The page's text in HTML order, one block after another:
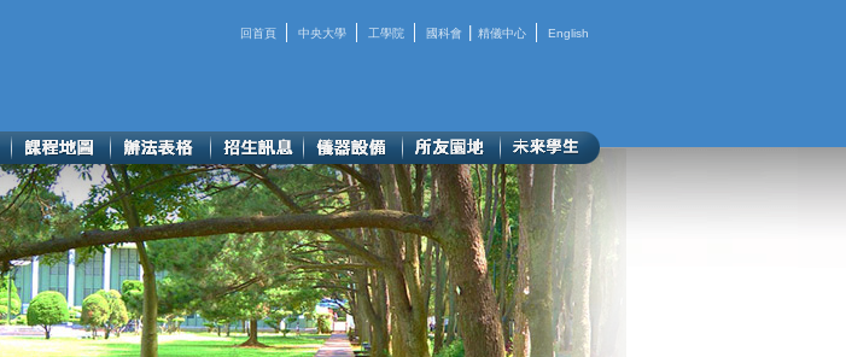
回首頁 中央大學 工學院 國科會 精儀中心 English